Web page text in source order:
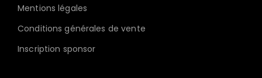
Mentions légales
Conditions générales de vente
Inscription sponsor